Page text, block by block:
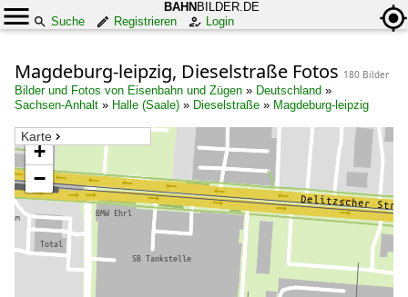
BAHN BILDER.DE
Suche
Registrieren Login
Magdeburg-leipzig, Dieselstraße Fotos 180 Bilder
Bilder und Fotos von Eisenbahn und Zügen » Deutschland »
Sachsen-Anhalt » Halle (Saale) » Dieselstraße » Magdeburg-leipzig
Karte
+
−